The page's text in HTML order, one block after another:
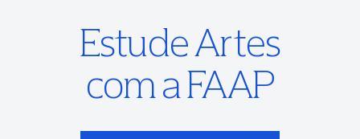
Estude Artes
com a FAAP